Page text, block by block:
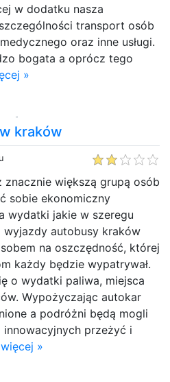
w dodatku nasza
transport osób
oraz inne usługi.
bogata a oprócz tego
»
kraków
większą grupą osób
sobie ekonomiczny
wydatki jakie w szeregu
wyjazdy autobusy kraków
na oszczędność, której
każdy będzie wypatrywał.
o wydatki paliwa, miejsca
Wypożyczając autokar
a podróżni będą mogli
innowacyjnych przeżyć i
»